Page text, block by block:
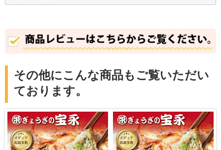
その他にこんな商品もご覧いただい
ております。